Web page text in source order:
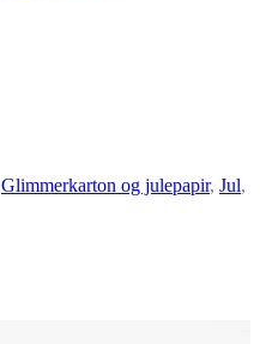
Glimmerkarton og julepapir, Jul,